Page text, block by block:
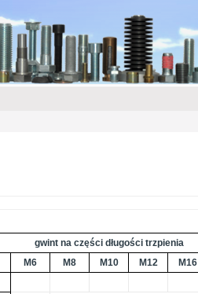
gwint na części długości trzpienia
M6 M8 M10 M12 M16